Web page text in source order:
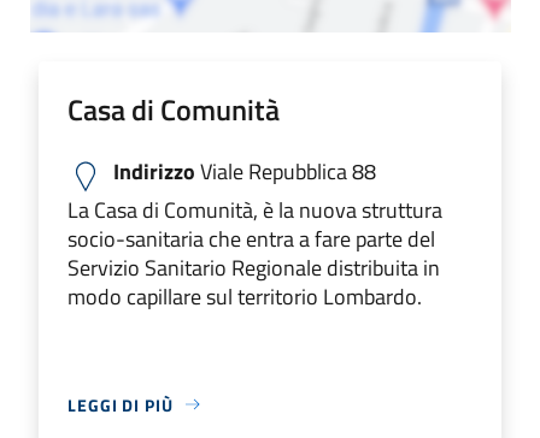
Casa di Comunità
IndirizzoViale Repubblica 88
La Casa di Comunità, è la nuova struttura
socio-sanitaria che entra a fare parte del
Servizio Sanitario Regionale distribuita in
modo capillare sul territorio Lombardo.
LEGGI DI PIÙ